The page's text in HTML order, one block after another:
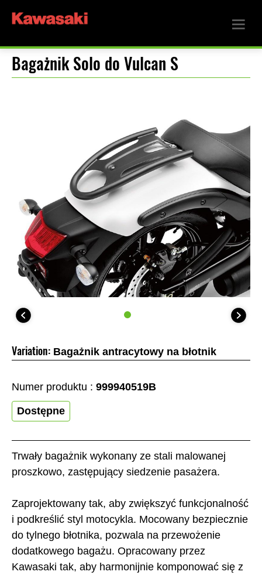
Bagażnik Solo do Vulcan S
Trwały bagażnik wykonany ze stali malowanej
proszkowo, zastępujący siedzenie pasażera.
Zaprojektowany tak, aby zwiększyć funkcjonalność
i podkreślić styl motocykla. Mocowany bezpiecznie
do tylnego błotnika, pozwala na przewożenie
dodatkowego bagażu. Opracowany przez
Kawasaki tak, aby harmonijnie komponować się z
Variation: Bagażnik antracytowy na błotnik
Numer produktu : 999940519B
Dostępne